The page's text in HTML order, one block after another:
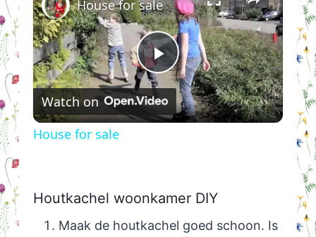
Play
Video
House for sale
Watch on
House for sale
Houtkachel woonkamer DIY
Maak de houtkachel goed schoon. Is